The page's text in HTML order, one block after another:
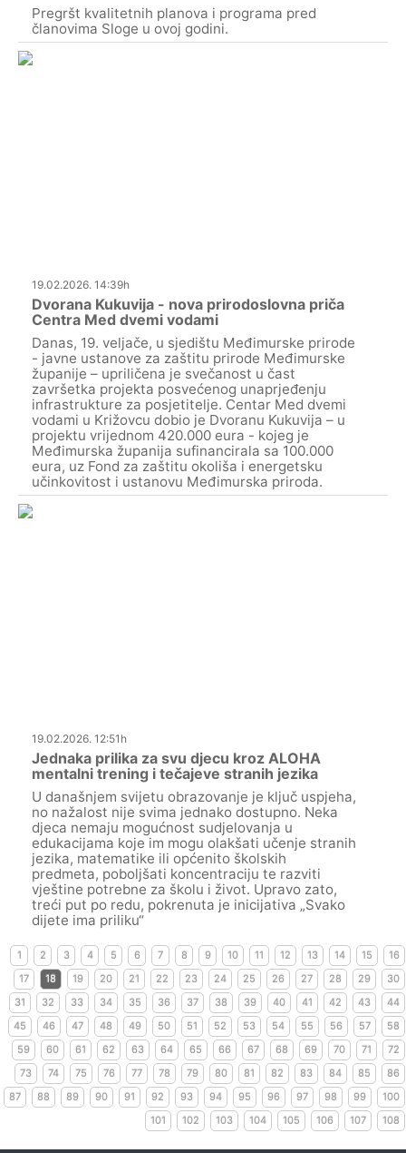
Pregršt kvalitetnih planova i programa pred
članovima Sloge u ovoj godini.
19.02.2026. 14:39h
Dvorana Kukuvija - nova prirodoslovna priča
Centra Med dvemi vodami
Danas, 19. veljače, u sjedištu Međimurske prirode
- javne ustanove za zaštitu prirode Međimurske
županije – upriličena je svečanost u čast
završetka projekta posvećenog unaprjeđenju
infrastrukture za posjetitelje. Centar Med dvemi
vodami u Križovcu dobio je Dvoranu Kukuvija – u
projektu vrijednom 420.000 eura - kojeg je
Međimurska županija sufinancirala sa 100.000
eura, uz Fond za zaštitu okoliša i energetsku
učinkovitost i ustanovu Međimurska priroda.
19.02.2026. 12:51h
Jednaka prilika za svu djecu kroz ALOHA
mentalni trening i tečajeve stranih jezika
U današnjem svijetu obrazovanje je ključ uspjeha,
no nažalost nije svima jednako dostupno. Neka
djeca nemaju mogućnost sudjelovanja u
edukacijama koje im mogu olakšati učenje stranih
jezika, matematike ili općenito školskih
predmeta, poboljšati koncentraciju te razviti
vještine potrebne za školu i život. Upravo zato,
treći put po redu, pokrenuta je inicijativa „Svako
dijete ima priliku“
1 2 3 4 5 6 7 8 9 10 11 12 13 14 15
16
17
18 19 20 21 22 23 24 25 26 27 28 29
30
31
32 33 34 35 36 37 38 39 40 41 42 43
44
45
46 47 48 49 50 51 52 53 54 55 56 57
58
59
60 61 62 63 64 65 66 67 68 69 70 71
72
73
74 75 76 77 78 79 80 81 82 83 84 85
86
87
88 89 90 91 92 93 94 95 96 97 98 99
100
101
102 103 104 105 106 107 108